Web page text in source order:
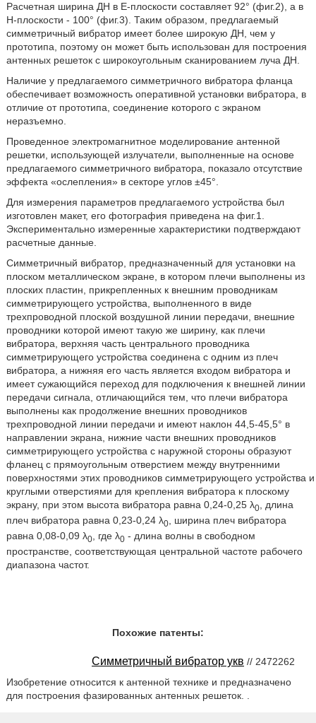
Расчетная ширина ДН в Е-плоскости составляет 92° (фиг.2), а в
Н-плоскости - 100° (фиг.3). Таким образом, предлагаемый
симметричный вибратор имеет более широкую ДН, чем у
прототипа, поэтому он может быть использован для построения
антенных решеток с широкоугольным сканированием луча ДН.
Наличие у предлагаемого симметричного вибратора фланца
обеспечивает возможность оперативной установки вибратора, в
отличие от прототипа, соединение которого с экраном
неразъемно.
Проведенное электромагнитное моделирование антенной
решетки, использующей излучатели, выполненные на основе
предлагаемого симметричного вибратора, показало отсутствие
эффекта «ослепления» в секторе углов ±45°.
Для измерения параметров предлагаемого устройства был
изготовлен макет, его фотография приведена на фиг.1.
Экспериментально измеренные характеристики подтверждают
расчетные данные.
Симметричный вибратор, предназначенный для установки на
плоском металлическом экране, в котором плечи выполнены из
плоских пластин, прикрепленных к внешним проводникам
симметрирующего устройства, выполненного в виде
трехпроводной плоской воздушной линии передачи, внешние
проводники которой имеют такую же ширину, как плечи
вибратора, верхняя часть центрального проводника
симметрирующего устройства соединена с одним из плеч
вибратора, а нижняя его часть является входом вибратора и
имеет сужающийся переход для подключения к внешней линии
передачи сигнала, отличающийся тем, что плечи вибратора
выполнены как продолжение внешних проводников
трехпроводной линии передачи и имеют наклон 44,5-45,5° в
направлении экрана, нижние части внешних проводников
симметрирующего устройства с наружной стороны образуют
фланец с прямоугольным отверстием между внутренними
поверхностями этих проводников симметрирующего устройства и
круглыми отверстиями для крепления вибратора к плоскому
экрану, при этом высота вибратора равна 0,24-0,25 λ0, длина
плеч вибратора равна 0,23-0,24 λ0, ширина плеч вибратора
равна 0,08-0,09 λ0, где λ0- длина волны в свободном
пространстве, соответствующая центральной частоте рабочего
диапазона частот.
Похожие патенты:
Симметричный вибратор укв // 2472262
Изобретение относится к антенной технике и предназначено
для построения фазированных антенных решеток. .